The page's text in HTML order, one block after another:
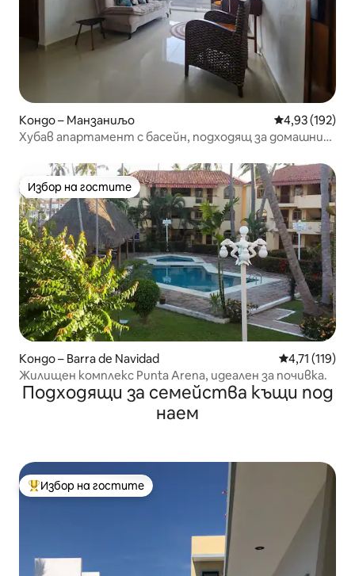
Кондо – Манзаниљо Средна
4,93 (192)
Хубав апартамент с басейн, подходящ за домашни
Избор на гостите
Избор на гостите
Кондо – Barra de Navidad Средна
4,71 (119)
Жилищен комплекс Punta Arena, идеален за почивка.
Подходящи за семейства къщи под
наем
Най-популярен избор на гостите
Избор на гостите